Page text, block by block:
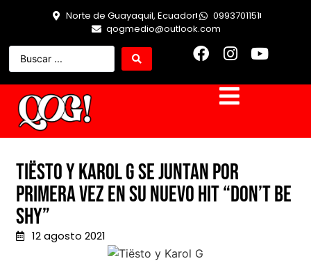
Norte de Guayaquil, Ecuador
0993701151
qogmedio@outlook.com
Tiësto y Karol G se juntan por
primera vez en su nuevo Hit “Don’t Be
Shy”
12 agosto 2021